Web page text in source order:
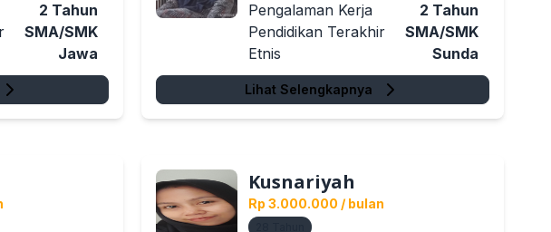
2 Tahun
SMA/SMK
Jawa
Pengalaman Kerja 2 Tahun
Pendidikan Terakhir
SMA/SMK
Etnis
Sunda
Lihat Selengkapnya
Kusnariyah
Rp 3.000.000 / bulan